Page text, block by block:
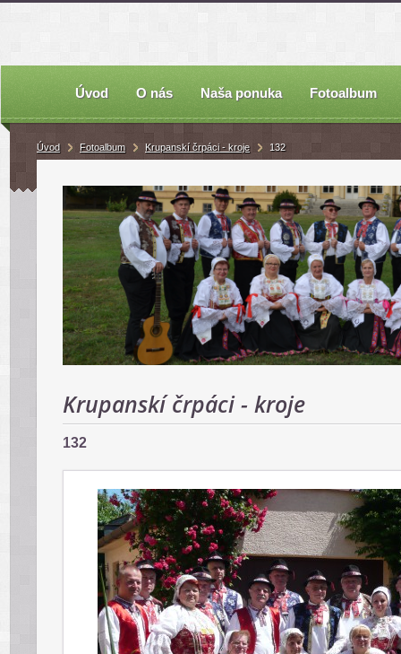
Úvod O nás Naša ponuka Fotoalbum
Úvod Fotoalbum Krupanskí črpáci - kroje 132
Krupanskí črpáci - kroje
132